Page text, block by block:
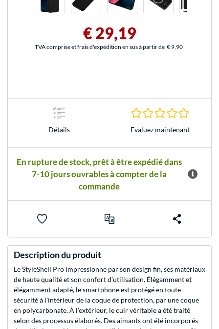
€ 29,19
TVA comprise et frais d'expédition en sus à partir de € 9,90
Détails Evaluez maintenant
En rupture de stock, prêt à être expédié dans
7-10 jours ouvrables à compter de la
commande
Description du produit
Le StyleShell Pro impressionne par son design fin, ses matériaux
de haute qualité et son confort d’utilisation. Élégamment et
élégamment adapté, le smartphone est protégé en toute
sécurité à l’intérieur de la coque de protection, par une coque
en polycarbonate. À l’extérieur, le cuir véritable a été traité
selon des processus élaborés. Des aimants ont été incorporés